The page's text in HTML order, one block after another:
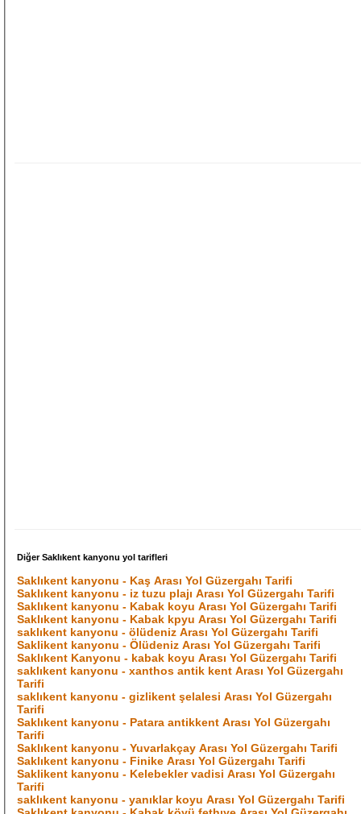
Diğer Saklıkent kanyonu yol tarifleri
Saklıkent kanyonu - Kaş Arası Yol Güzergahı Tarifi
Saklıkent kanyonu - iz tuzu plajı Arası Yol Güzergahı Tarifi
Saklıkent kanyonu - Kabak koyu Arası Yol Güzergahı Tarifi
Saklıkent kanyonu - Kabak kpyu Arası Yol Güzergahı Tarifi
saklıkent kanyonu - ölüdeniz Arası Yol Güzergahı Tarifi
Saklikent kanyonu - Ölüdeniz Arası Yol Güzergahı Tarifi
Saklıkent Kanyonu - kabak koyu Arası Yol Güzergahı Tarifi
saklıkent kanyonu - xanthos antik kent Arası Yol Güzergahı
Tarifi
saklıkent kanyonu - gizlikent şelalesi Arası Yol Güzergahı
Tarifi
Saklıkent kanyonu - Patara antikkent Arası Yol Güzergahı
Tarifi
Saklıkent kanyonu - Yuvarlakçay Arası Yol Güzergahı Tarifi
Saklıkent kanyonu - Finike Arası Yol Güzergahı Tarifi
Saklikent kanyonu - Kelebekler vadisi Arası Yol Güzergahı
Tarifi
saklıkent kanyonu - yanıklar koyu Arası Yol Güzergahı Tarifi